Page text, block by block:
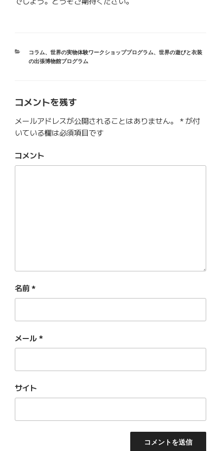
カ
テ
コラム、 世界の実物体験ワークショッププログラム、 世界の遊びと衣装
の出張博物館プログラム
コメントを残す
メールアドレスが公開されることはありません。 *が付
いている欄は必須項目です
コメント
名前*
メール*
サイト